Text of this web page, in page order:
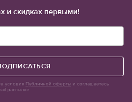
и скидках первыми!
условия Публичной оферты и соглашаетесь
рассылке